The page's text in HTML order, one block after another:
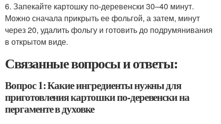
6. Запекайте картошку по-деревенски 30–40 минут.
Можно сначала прикрыть ее фольгой, а затем, минут
через 20, удалить фольгу и готовить до подрумянивания
в открытом виде.
Связанные вопросы и ответы:
Вопрос 1: Какие ингредиенты нужны для
приготовления картошки по-деревенски на
пергаменте в духовке